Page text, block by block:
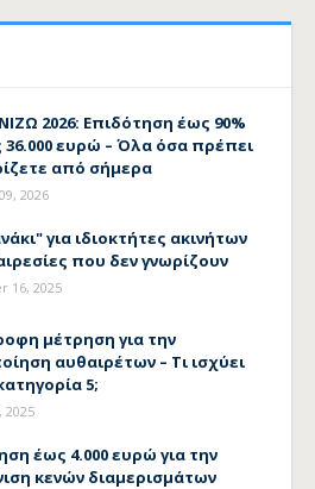
2026: Επιδότηση έως 90%
36.000 ευρώ – Όλα όσα πρέπει
από σήμερα
2026
για ιδιοκτήτες ακινήτων
που δεν γνωρίζουν
16, 2025
μέτρηση για την
αυθαιρέτων – Τι ισχύει
5;
2025
έως 4.000 ευρώ για την
κενών διαμερισμάτων